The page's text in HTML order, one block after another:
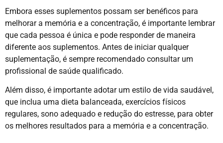
Embora esses suplementos possam ser benéficos para
melhorar a memória e a concentração, é importante lembrar
que cada pessoa é única e pode responder de maneira
diferente aos suplementos. Antes de iniciar qualquer
suplementação, é sempre recomendado consultar um
profissional de saúde qualificado.
Além disso, é importante adotar um estilo de vida saudável,
que inclua uma dieta balanceada, exercícios físicos
regulares, sono adequado e redução do estresse, para obter
os melhores resultados para a memória e a concentração.